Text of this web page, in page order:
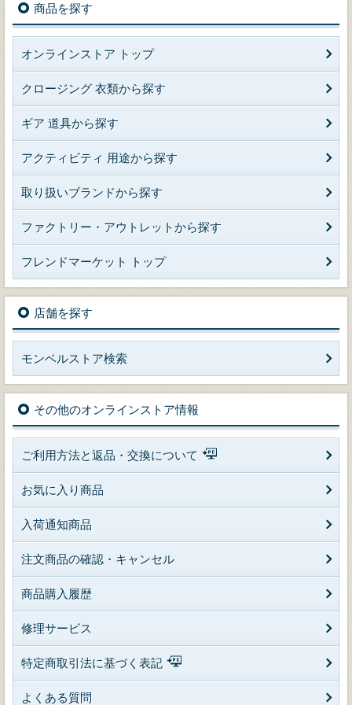
商品を探す
オンラインストア トップ
クロージング 衣類から探す
ギア 道具から探す
アクティビティ 用途から探す
取り扱いブランドから探す
ファクトリー・アウトレットから探す
フレンドマーケット トップ
店舗を探す
モンベルストア検索
その他のオンラインストア情報
ご利用方法と返品・交換について
お気に入り商品
入荷通知商品
注文商品の確認・キャンセル
商品購入履歴
修理サービス
特定商取引法に基づく表記
よくある質問